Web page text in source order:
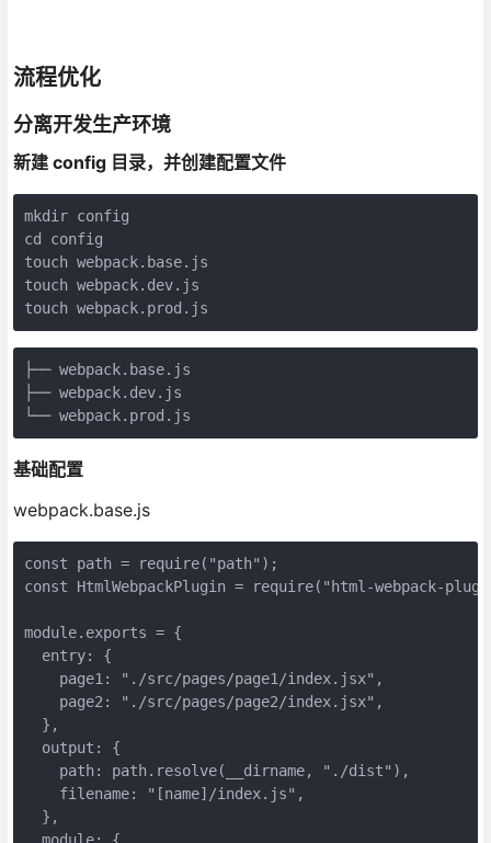
流程优化
分离开发生产环境
新建 config 目录，并创建配置文件
cd config
touch webpack.base.js
touch webpack.dev.js
touch webpack.prod.js
├── webpack.base.js
├── webpack.dev.js
└── webpack.prod .js
基础配置
webpack.base.js
const path = require( "path"
const HtmlWebpackPlugin = require( "html-webpack-
module.exports = {
entry: {
page1 : "./src/pages/page1/index.jsx" ,
page2 : "./src/pages/page2/index.jsx" ,
  },
output : {
path: path.resolve(__dirname, "./dist" ),
filename: "[name]/index.js" ,
  },
module: {